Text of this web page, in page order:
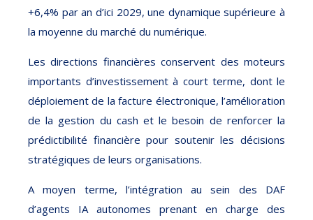
+6,4% par an d’ici 2029, une dynamique supérieure à
la moyenne du marché du numérique.
Les directions financières conservent des moteurs
importants d’investissement à court terme, dont le
déploiement de la facture électronique, l’amélioration
de la gestion du cash et le besoin de renforcer la
prédictibilité financière pour soutenir les décisions
stratégiques de leurs organisations.
A moyen terme, l’intégration au sein des DAF
d’agents IA autonomes prenant en charge des